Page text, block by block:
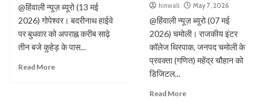
@हिंवाली न्यूज़ ब्यूरो (13 मई
2026) गोपेश्वर। बदरीनाथ हाईवे
पर बुधवार को अपराह्न करीब साढ़े
तीन बजे कुहेड़ के पास...
Read More
hinwali May 7, 2026
@हिंवाली न्यूज़ ब्यूरो (07 मई
2026) चमोली। राजकीय इंटर
कॉलेज थिरपाक, जनपद चमोली के
प्रवक्ता (गणित) महेंद्र चौहान को
डिजिटल...
Read More